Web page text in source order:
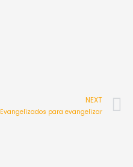
NEXT
Evangelizados para evangelizar